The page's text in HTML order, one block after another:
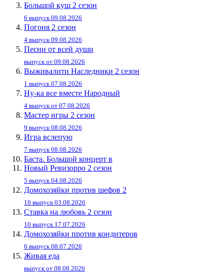
Большой куш 2 сезон
6 выпуск 09.08.2026
Погоня 2 сезон
4 выпуск 09.08.2026
Песни от всей души
выпуск от 09.08.2026
Выживалити Наследники 2 сезон
1 выпуск 07.08.2026
Ну-ка все вместе Народный
4 выпуск от 07.08.2026
Мастер игры 2 сезон
9 выпуск 08.08.2026
Игра вслепую
7 выпуск 08.08.2026
Баста. Большой концерт в
Новый Ревизорро 2 сезон
5 выпуск 04.08.2026
Домохозяйки против шефов 2
10 выпуск 03.08.2026
Ставка на любовь 2 сезон
10 выпуск 17.07.2026
Домохозяйки против кондитеров
6 выпуск 08.07.2026
Живaя eдa
выпуск от 08.08.2026